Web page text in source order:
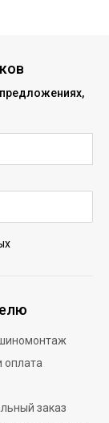
оплата
заказ